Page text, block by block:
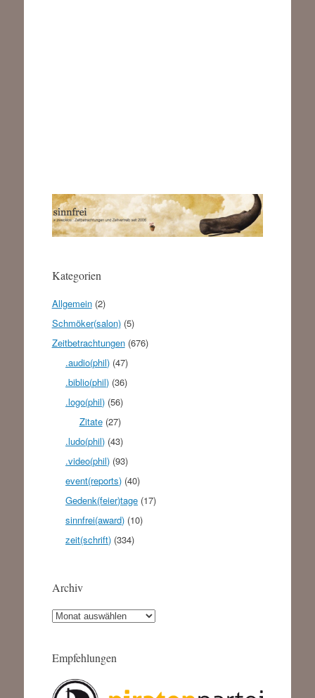
Kategorien
Allgemein(2)
Schmöker(salon)(5)
Zeitbetrachtungen(676)
.audio(phil) (47)
.biblio(phil) (36)
.logo(phil) (56)
Zitate(27)
.ludo(phil) (43)
.video(phil) (93)
event(reports) (40)
Gedenk(feier)tage (17)
sinnfrei(award) (10)
zeit(schrift) (334)
Archiv
Archiv
Empfehlungen